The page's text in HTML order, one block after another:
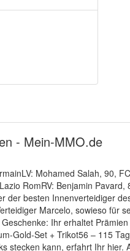
- Mein-MMO.de
Mohamed Salah, 90,
RomRV: Benjamin
besten Innenverteidiger
Marcelo, sowieso für
Ihr erhaltet
Gold-Set + Trikot56 – 115
stecken kann, erfahrt Ihr